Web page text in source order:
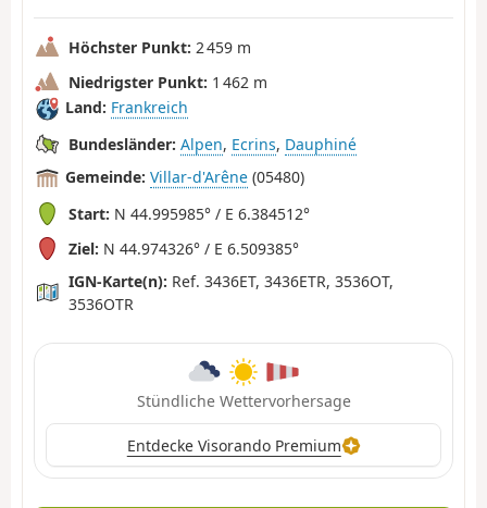
Höchster Punkt: 2 459 m
Niedrigster Punkt: 1 462 m
Land: Frankreich
Bundesländer: Alpen, Ecrins, Dauphiné
Gemeinde: Villar-d'Arêne (05480)
Start: N 44.995985° / E 6.384512°
Ziel: N 44.974326° / E 6.509385°
IGN-Karte(n): Ref. 3436ET, 3436ETR, 3536OT,
3536OTR
Stündliche Wettervorhersage
Entdecke Visorando Premium